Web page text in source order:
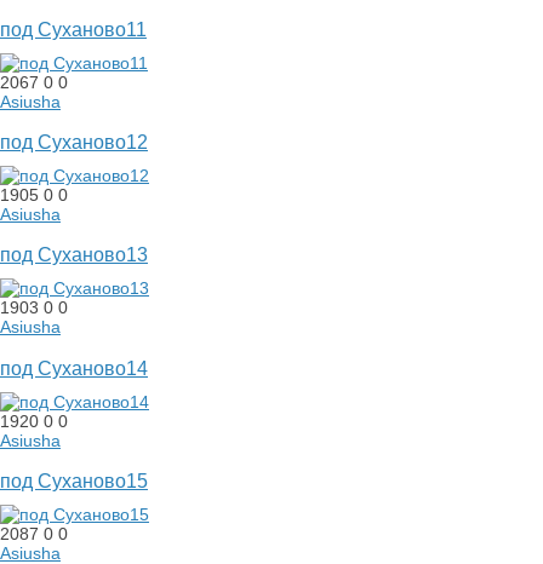
под Суханово11
2067 0 0
Asiusha
под Суханово12
1905 0 0
Asiusha
под Суханово13
1903 0 0
Asiusha
под Суханово14
1920 0 0
Asiusha
под Суханово15
2087 0 0
Asiusha